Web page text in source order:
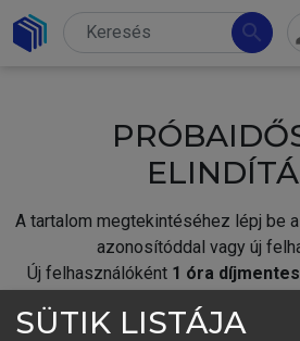
search
A tartalom megtekintéséhez lépj be
azonosítóddal vagy új
Új felhasználóként 1 óra
SÜTIK LISTÁJA